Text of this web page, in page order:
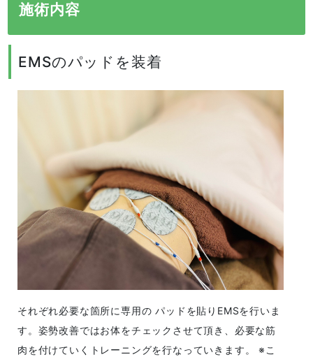
施術内容
EMSのパッドを装着
それぞれ必要な箇所に専用の パッドを貼りEMSを行いま
す。姿勢改善ではお体をチェックさせて頂き、必要な筋
肉を付けていくトレーニングを行なっていきます。 ※こ